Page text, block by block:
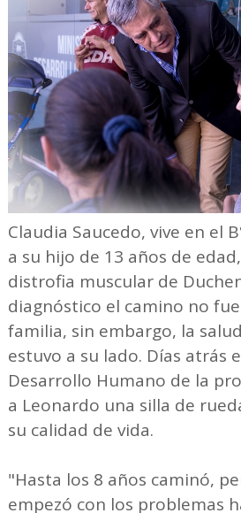
Claudia Saucedo, vive en el
a su hijo de 13 años de
distrofia muscular de
diagnóstico el camino no
familia, sin embargo, la
estuvo a su lado. Días atrás
Desarrollo Humano de la
a Leonardo una silla de
su calidad de vida.
"Hasta los 8 años caminó,
empezó con los problemas